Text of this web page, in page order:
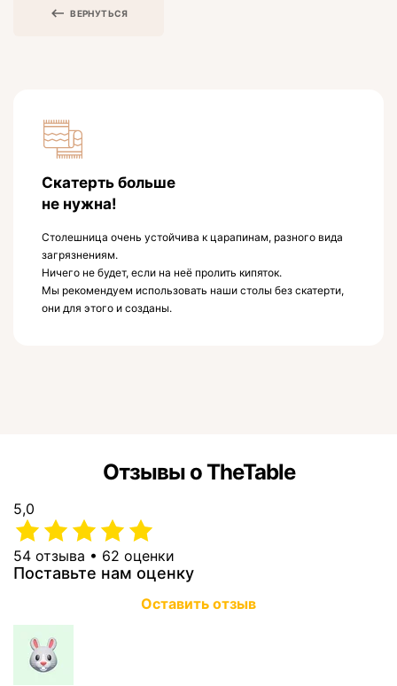
ВЕРНУТЬСЯ
Скатерть больше
не нужна!
Столешница очень устойчива к царапинам, разного вида
загрязнениям.
Ничего не будет, если на неё пролить кипяток.
Мы рекомендуем использовать наши столы без скатерти,
они для этого и созданы.
Отзывы о TheTable
5,0
54 отзыва • 62 оценки
Поставьте нам оценку
Оставить отзыв